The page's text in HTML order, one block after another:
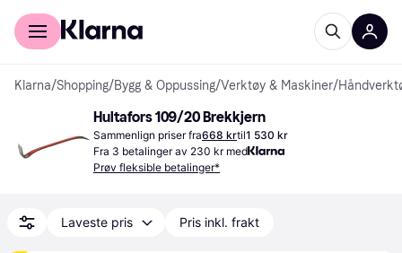
For kunder
Klarna/Shopping/Bygg & Oppussing/Verktøy & Maskiner/
Hultafors 109/20 Brekkjern
Sammenlign priser fra668 krtil1 530 kr
Fra 3 betalinger av 230 kr med
Prøv fleksible betalinger*
Laveste pris Pris inkl. frakt